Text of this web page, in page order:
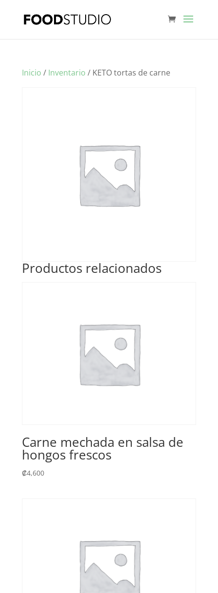
Inicio / Inventario / KETO tortas de carne
Productos relacionados
Carne mechada en salsa de
hongos frescos
₡4,600